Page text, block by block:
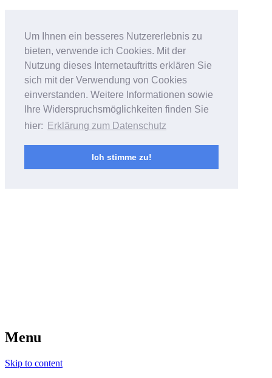
Um Ihnen ein besseres Nutzererlebnis zu
bieten, verwende ich Cookies. Mit der
Nutzung dieses Internetauftritts erklären Sie
sich mit der Verwendung von Cookies
einverstanden. Weitere Informationen sowie
Ihre Widerspruchsmöglichkeiten finden Sie
hier:
Erklärung zum Datenschutz
Ich stimme zu!
Foto- & Videoarbeiten von Andreas
Bubrowski
Menu
Skip to content